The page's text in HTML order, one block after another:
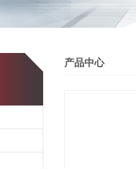
产品中心